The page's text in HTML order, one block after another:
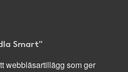
Smart"
webbläsartillägg som ger